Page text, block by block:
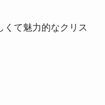
くて魅力的なクリス